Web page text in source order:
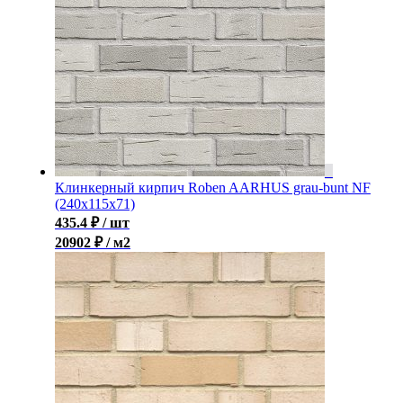
Клинкерный кирпич Roben AARHUS grau-bunt NF
(240х115х71)
435.4 ₽ / шт
20902 ₽ / м2